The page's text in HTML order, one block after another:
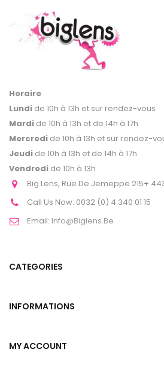
Horaire
Lundi de 10h à 13h et sur rendez-vous
Mardi de 10h à 13h et de 14h à 17h
Mercredi de 10h à 13h et sur rendez-
Jeudi de 10h à 13h et de 14h à 17h
Vendredi de 10h à 13h
Big Lens, Rue De Jemeppe 215+
Call Us Now: 0032 (0) 4 340 01 15
Email: Info@biglens.be
CATEGORIES
INFORMATIONS
MY ACCOUNT